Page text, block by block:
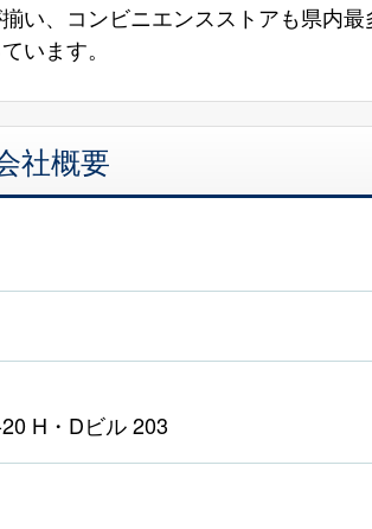
い、コンビニエンスストアも県内最
います。
社概要
H・Dビル 203